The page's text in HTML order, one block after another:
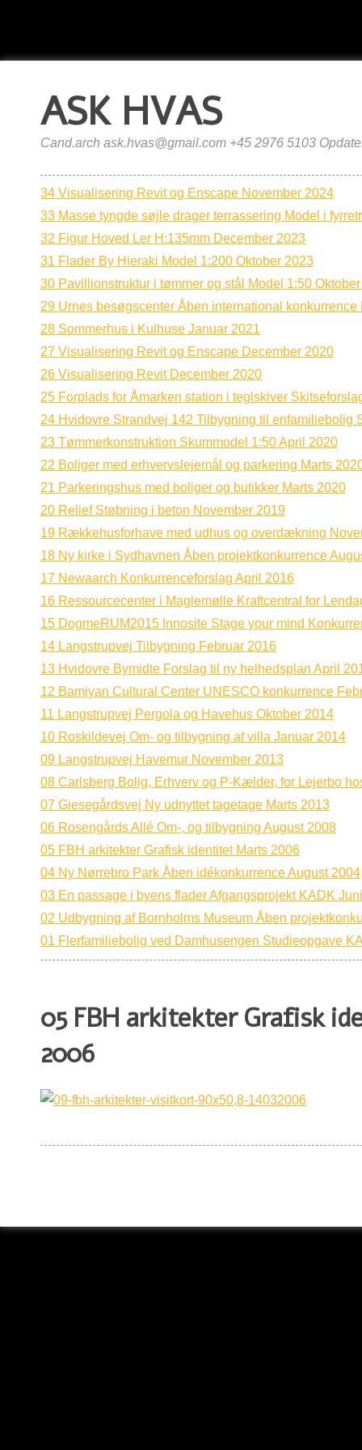
ASK HVAS
Cand.arch ask.hvas@gmail.com +45 2976 5103
34 Visualisering Revit og Enscape November 2024
33 Masse tyngde søjle drager terrassering Model i
32 Figur Hoved Ler H:135mm December 2023
31 Flader By Hieraki Model 1:200 Oktober 2023
30 Pavillionstruktur i tømmer og stål Model 1:50
29 Urnes besøgscenter Åben international konkurrence
28 Sommerhus i Kulhuse Januar 2021
27 Visualisering Revit og Enscape December 2020
26 Visualisering Revit December 2020
25 Forplads for Åmarken station i teglskiver
24 Hvidovre Strandvej 142 Tilbygning til enfamiliebolig
23 Tømmerkonstruktion Skummodel 1:50 April 2020
22 Boliger med erhvervslejemål og parkering Marts
21 Parkeringshus med boliger og butikker Marts 2020
20 Relief Støbning i beton November 2019
19 Rækkehusforhave med udhus og overdækning
18 Ny kirke i Sydhavnen Åben projektkonkurrence
17 Newaarch Konkurrenceforslag April 2016
16 Ressourcecenter i Maglemølle Kraftcentral for
15 DogmeRUM2015 Innosite Stage your mind
14 Langstrupvej Tilbygning Februar 2016
13 Hvidovre Bymidte Forslag til ny helhedsplan April
12 Bamiyan Cultural Center UNESCO konkurrence
11 Langstrupvej Pergola og Havehus Oktober 2014
10 Roskildevej Om- og tilbygning af villa Januar 2014
09 Langstrupvej Havemur November 2013
08 Carlsberg Bolig, Erhverv og P-Kælder, for Lejerbo
07 Giesegårdsvej Ny udnyttet tagetage Marts 2013
06 Rosengårds Allé Om-, og tilbygning August 2008
05 FBH arkitekter Grafisk identitet Marts 2006
04 Ny Nørrebro Park Åben idékonkurrence August 2004
03 En passage i byens flader Afgangsprojekt KADK
02 Udbygning af Bornholms Museum Åben
01 Flerfamiliebolig ved Damhusengen Studieopgave
05 FBH arkitekter Grafisk
2006